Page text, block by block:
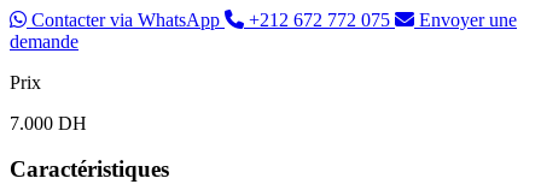
Contacter via WhatsApp +212 672 772 075
Envoyer une
demande
Prix
7.000 DH
Caractéristiques